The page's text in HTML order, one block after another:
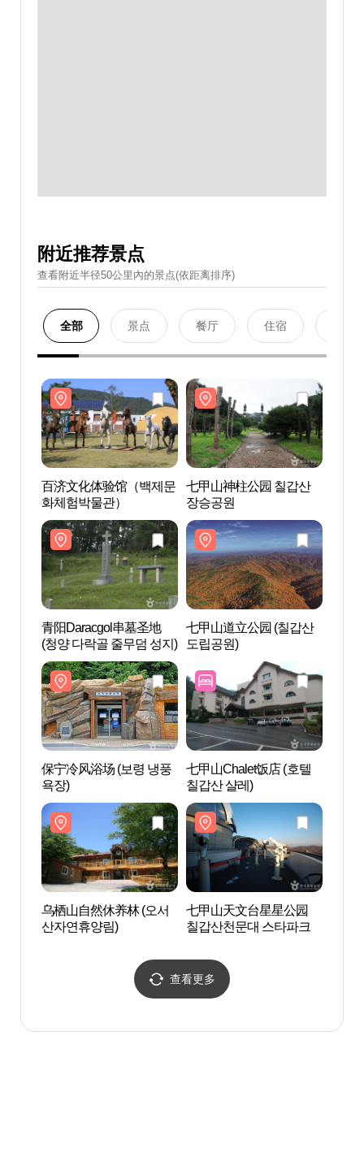
附近推荐景点
查看附近半径50公里內的景点(依距离排序)
全部 景点 餐厅 住宿
百济文化体验馆（백제문
화체험박물관）
七甲山神柱公园 칠갑산
장승공원
青阳Daracgol串墓圣地
(청양 다락골 줄무덤 성지)
七甲山道立公园 (칠갑산
도립공원)
保宁冷风浴场 (보령 냉풍
욕장)
七甲山Chalet饭店 (호텔
칠갑산 샬레)
乌栖山自然休养林 (오서
산자연휴양림)
七甲山天文台星星公园
칠갑산천문대 스타파크
查看更多